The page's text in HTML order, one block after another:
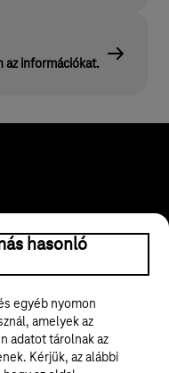
az információkat.
hasonló
egyéb nyomon
amelyek az
adatot tárolnak az
Kérjük, az alábbi